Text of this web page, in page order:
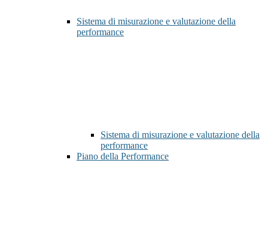
Sistema di misurazione e valutazione della
performance
Sistema di misurazione e valutazione della
performance
Piano della Performance